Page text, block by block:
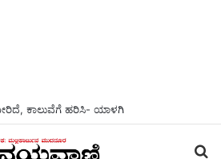
ಕಾಲುವೆಗೆ ಹರಿಸಿ- ಯಾಳಗಿ